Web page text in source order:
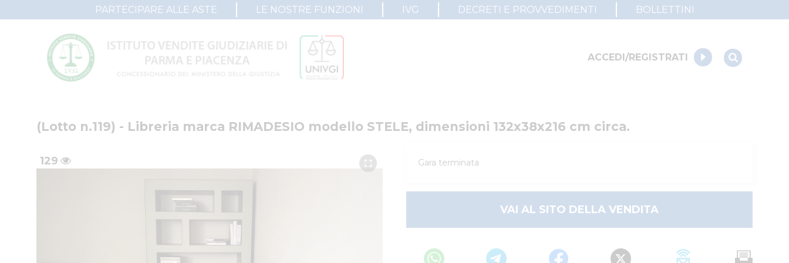
PARTECIPARE ALLE ASTE LE NOSTRE FUNZIONI IVG DECRETI E PROVVEDIMENTI BOLLETTINI
ACCEDI/REGISTRATI
(Lotto n.119) - Libreria marca RIMADESIO modello STELE, dimensioni 132x38x216 cm circa.
129 Gara terminata
VAI AL SITO DELLA VENDITA